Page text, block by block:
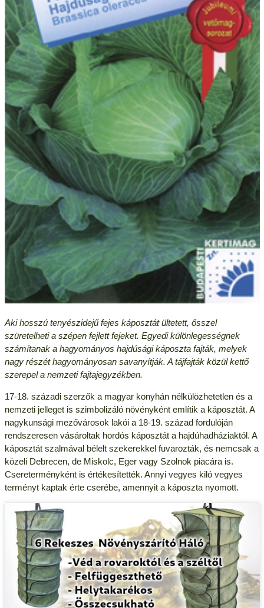
Aki hosszú tenyészidejű fejes káposztát ültetett, ősszel
szüretelheti a szépen fejlett fejeket. Egyedi különlegességnek
számítanak a hagyományos hajdúsági káposzta fajták, melyek
nagy részét hagyományosan savanyítják. A tájfajták közül kettő
szerepel a nemzeti fajtajegyzékben.
17-18. századi szerzők a magyar konyhán nélkülözhetetlen és a
nemzeti jelleget is szimbolizáló növényként említik a káposztát. A
nagykunsági mezővárosok lakói a 18-19. század fordulóján
rendszeresen vásároltak hordós káposztát a hajdúhadháziaktól. A
káposztát szalmával bélelt szekerekkel fuvarozták, és nemcsak a
közeli Debrecen, de Miskolc, Eger vagy Szolnok piacára is.
Csereterményként is értékesítették. Annyi vegyes kiló vegyes
terményt kaptak érte cserébe, amennyit a káposzta nyomott.